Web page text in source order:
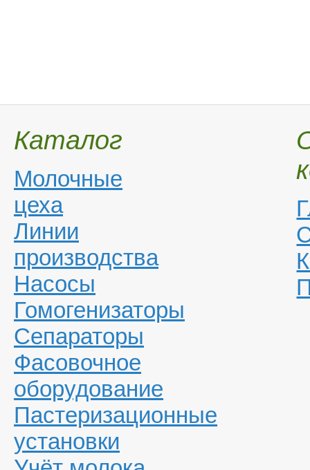
Каталог
Молочные
цеха
Линии
производства
Насосы
Гомогенизаторы
Сепараторы
Фасовочное
оборудование
Пастеризационные
установки